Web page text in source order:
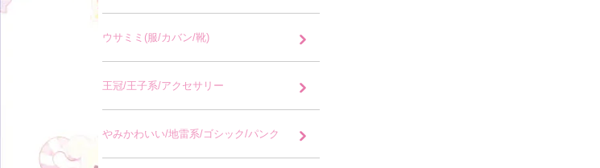
ウサミミ(服/カバン/靴)
王冠/王子系/アクセサリー
やみかわいい/地雷系/ゴシック/パンク